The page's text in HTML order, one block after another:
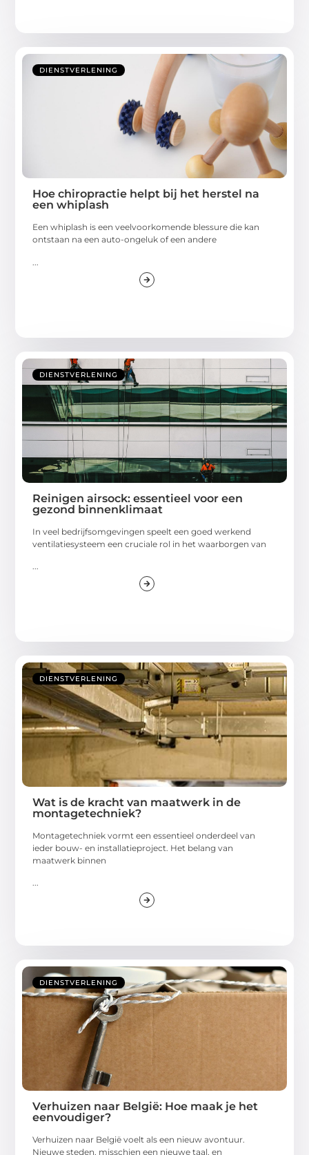
DIENSTVERLENING
Hoe chiropractie helpt bij het herstel na
een whiplash
Een whiplash is een veelvoorkomende blessure die kan
ontstaan na een auto-ongeluk of een andere
DIENSTVERLENING
Reinigen airsock: essentieel voor een
gezond binnenklimaat
In veel bedrijfsomgevingen speelt een goed werkend
ventilatiesysteem een cruciale rol in het waarborgen van
DIENSTVERLENING
Wat is de kracht van maatwerk in de
montagetechniek?
Montagetechniek vormt een essentieel onderdeel van
ieder bouw- en installatieproject. Het belang van
maatwerk binnen
...
DIENSTVERLENING
Verhuizen naar België: Hoe maak je het
eenvoudiger?
Verhuizen naar België voelt als een nieuw avontuur.
Nieuwe steden, misschien een nieuwe taal, en